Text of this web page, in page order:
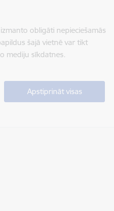
obligāti nepieciešamās
šajā vietnē var tikt
mediju sīkdatnes.
Apstiprināt visas